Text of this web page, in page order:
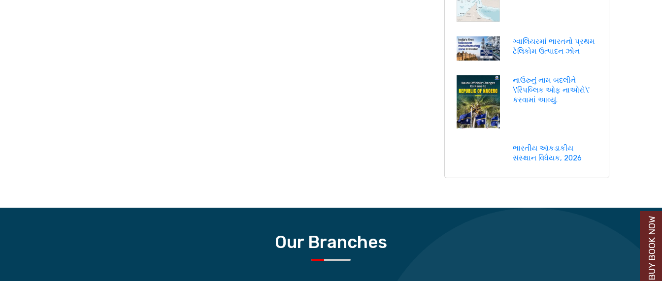
ગ્વાલિયરમાં ભારતનો પ્રથમ
ટેલિકોમ ઉત્પાદન ઝોન
નાઉરુનું નામ બદલીને
\'રિપબ્લિક ઓફ નાઓરો\'
કરવામાં આવ્યું.
ભારતીય આંકડાકીય
સંસ્થાન વિધેયક, 2026
Our Branches BUY BOOK NOW